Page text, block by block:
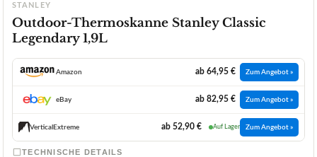
STANLEY
Outdoor-Thermoskanne Stanley Classic
Legendary 1,9L
Amazon ab 64,95 € Zum Angebot »
eBay ab 82,95 € Zum Angebot »
VerticalExtreme ab 52,90 € Auf Lager Zum Angebot »
TECHNISCHE DETAILS